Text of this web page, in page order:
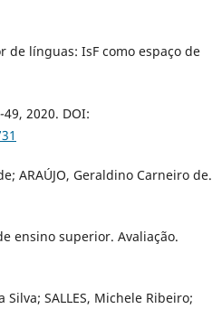
de línguas: IsF como espaço de
2020. DOI:
ARAÚJO, Geraldino Carneiro de.
ensino superior. Avaliação.
Silva; SALLES, Michele Ribeiro;